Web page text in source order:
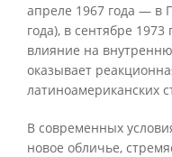
апреле 1967 года — в
года), в сентябре
влияние на
оказывает
латиноамериканских
В современных
новое обличье,